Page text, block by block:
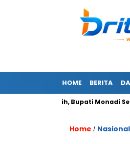
HOME BERITA
Merah Putih, Bupati Monadi
Home / Nasional